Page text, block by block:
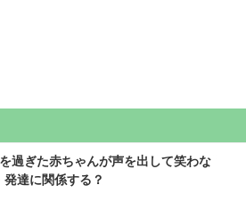
過ぎた赤ちゃんが声を出して笑わな
達に関係する？